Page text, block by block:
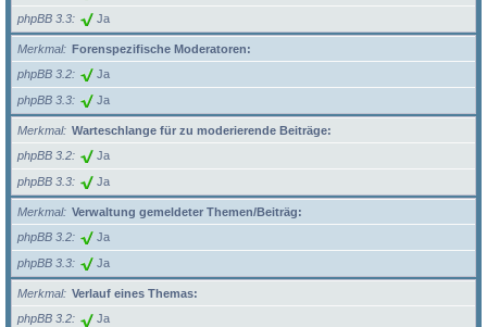
phpBB 3.3 Ja
Merkmal
Forenspezifische Moderatoren:
phpBB 3.2
Ja
phpBB 3.3 Ja
Merkmal
Warteschlange für zu moderierende Beiträge:
phpBB 3.2
Ja
phpBB 3.3 Ja
Merkmal
Verwaltung gemeldeter Themen/Beiträg:
phpBB 3.2
Ja
phpBB 3.3 Ja
Merkmal
Verlauf eines Themas:
phpBB 3.2
Ja